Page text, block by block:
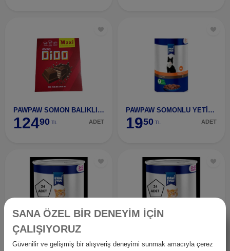
PAWPAW SOMON BALIKLI KISIR KEDİ MAMASI 1 KG
12490 TL ADET
PAWPAW SOMONLU YETİŞKİN KEDİ MAMASI 85 GR
1950 TL ADET
PAWPAW TAVUKLU KONSERVE KEDİ MAMASI 400 GR PAWPAW TAVUKLU KONSERVE YAVRU KEDİ MAMASI 400 GR
SANA ÖZEL BİR DENEYİM İÇİN
ÇALIŞIYORUZ
Güvenilir ve gelişmiş bir alışveriş deneyimi sunmak amacıyla çerez